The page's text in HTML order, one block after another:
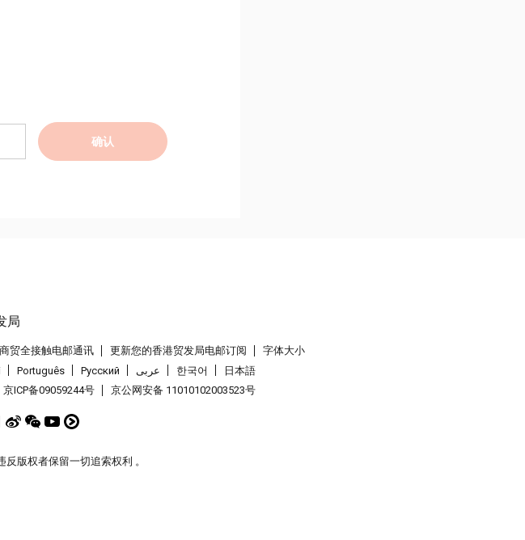
确认
贸全接触电邮通讯 更新您的香港贸发局电邮订阅
字体大小
Português Pусский عربى 한국어
日本語
京ICP备09059244号 京公网安备 11010102003523号
版权者保留一切追索权利 。